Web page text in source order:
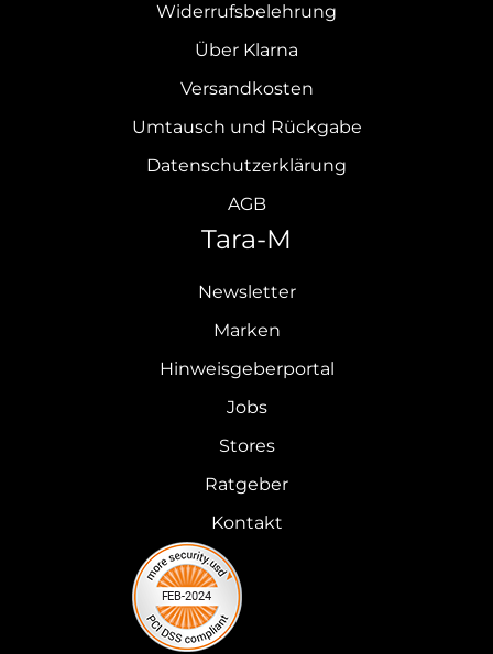
Widerrufsbelehrung
Über Klarna
Versandkosten
Umtausch und Rückgabe
Datenschutzerklärung
AGB
Tara-M
Newsletter
Marken
Hinweisgeberportal
Jobs
Stores
Ratgeber
Kontakt